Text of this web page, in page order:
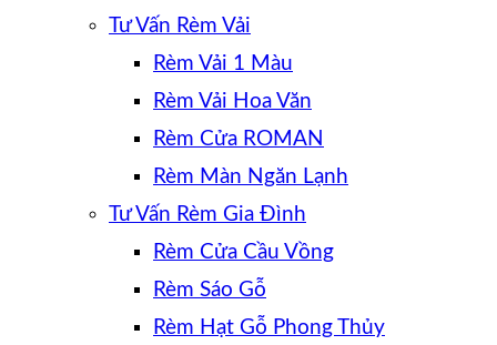
Tư Vấn Rèm Vải
Rèm Vải 1 Màu
Rèm Vải Hoa Văn
Rèm Cửa ROMAN
Rèm Màn Ngăn Lạnh
Tư Vấn Rèm Gia Đình
Rèm Cửa Cầu Vồng
Rèm Sáo Gỗ
Rèm Hạt Gỗ Phong Thủy